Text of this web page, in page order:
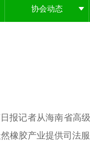
协会动态
报记者从海南省高
橡胶产业提供司法